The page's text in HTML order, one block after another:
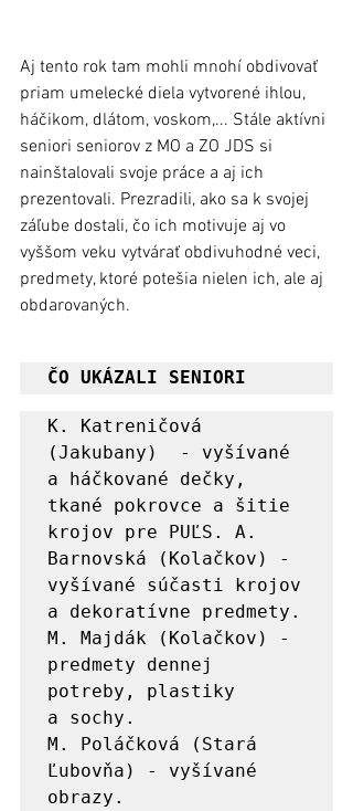
Aj tento rok tam mohli mnohí obdivovať
priam umelecké diela vytvorené ihlou,
háčikom, dlátom, voskom,... Stále aktívni
seniori seniorov z MO a ZO JDS si
nainštalovali svoje práce a aj ich
prezentovali. Prezradili, ako sa k svojej
záľube dostali, čo ich motivuje aj vo
vyššom veku vytvárať obdivuhodné veci,
predmety, ktoré potešia nielen ich, ale aj
obdarovaných.
ČO UKÁZALI SENIORI
K. Katreničová
(Jakubany)  - vyšívané
a háčkované dečky,
tkané pokrovce a šitie
krojov pre PUĽS. A.
Barnovská (Kolačkov) -
vyšívané súčasti krojov
a dekoratívne predmety.
M. Majdák (Kolačkov) -
predmety dennej
potreby, plastiky
a sochy.
M. Poláčková (Stará
Ľubovňa) - vyšívané
obrazy.